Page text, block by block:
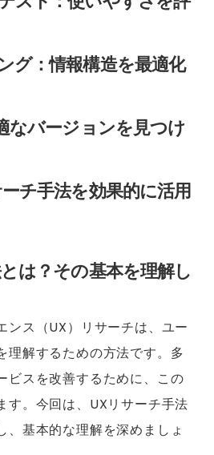
グ：情報構造を最適化
なバージョンを見つけ
チ手法を効果的に活用
は？その基本を理解し
ンス（UX）リサーチは、ユー
理解するための方法です。多
ビスを改善するために、この
す。今回は、UXリサーチ手法
、基本的な理解を深めましょ